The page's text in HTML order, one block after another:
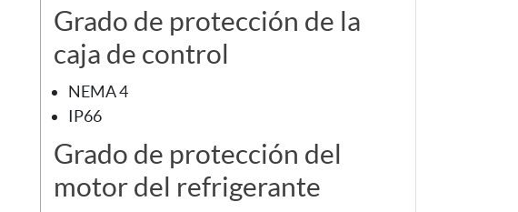
Grado de protección de la
caja de control
NEMA 4
IP66
Grado de protección del
motor del refrigerante